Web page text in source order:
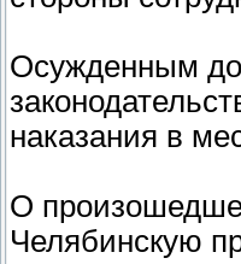
Осужденным
наказания в
О
Челябинскую